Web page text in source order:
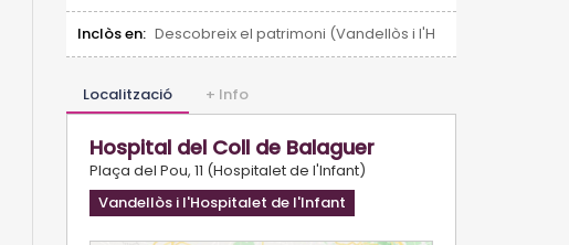
Inclòs en: Descobreix el patrimoni (Vandellòs i l'Hospitalet de
Localització + Info
Hospital del Coll de Balaguer
Plaça del Pou, 11 (Hospitalet de l'Infant)
Vandellòs i l'Hospitalet de l'Infant